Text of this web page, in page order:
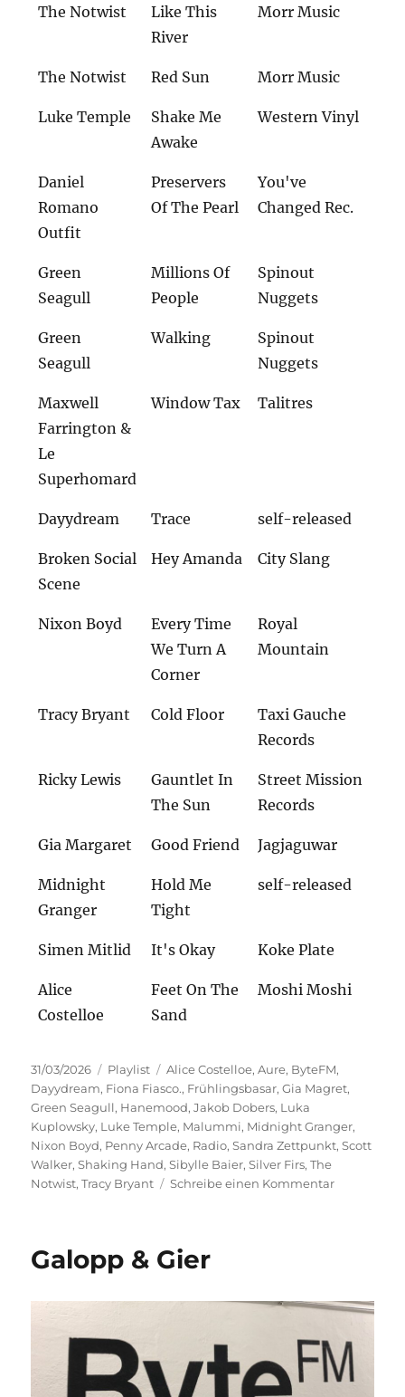
The Notwist
Like This
River
Morr Music
The Notwist Red Sun Morr Music
Luke Temple
Shake Me
Awake
Western Vinyl
Daniel
Romano
Outfit
Preservers
Of The Pearl
You've
Changed Rec.
Green
Seagull
Millions Of
People
Spinout
Nuggets
Green
Seagull
Walking
Spinout
Nuggets
Maxwell
Farrington &
Le
Superhomard
Window Tax Talitres
Dayydream Trace self-released
Broken Social
Scene
Hey Amanda City Slang
Nixon Boyd
Every Time
We Turn A
Corner
Royal
Mountain
Tracy Bryant Cold Floor
Taxi Gauche
Records
Ricky Lewis
Gauntlet In
The Sun
Street Mission
Records
Gia Margaret Good Friend Jagjaguwar
Midnight
Granger
Hold Me
Tight
self-released
Simen Mitlid It's Okay Koke Plate
Alice
Costelloe
Feet On The
Sand
Moshi Moshi
Veröffentlicht
am
31/03/2026 Kategorien
Playlist Schlagwörter
Alice Costelloe,Aure, ByteFM,
Dayydream, Fiona Fiasco., Frühlingsbasar,Gia Magret,
Green Seagull, Hanemood,Jakob Dobers, Luka
Kuplowsky, Luke Temple, Malummi, Midnight Granger,
Nixon Boyd, Penny Arcade, Radio,Sandra Zettpunkt,Scott
Walker,Shaking Hand,Sibylle Baier,Silver Firs,The
Notwist,Tracy Bryant Schreibe einen Kommentarzu
Galopp & Gier